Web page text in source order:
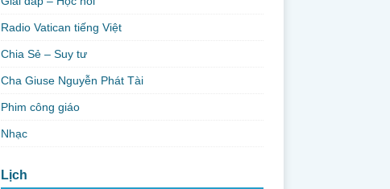
Radio Vatican tiếng Việt
Chia Sẻ – Suy tư
Cha Giuse Nguyễn Phát Tài
Phim công giáo
Nhạc
Lịch